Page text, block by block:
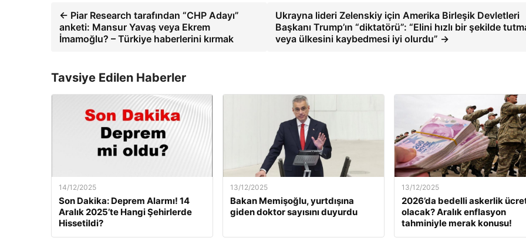
← Piar Research tarafından “CHP Adayı”
anketi: Mansur Yavaş veya Ekrem
İmamoğlu? – Türkiye haberlerini kırmak
Ukrayna lideri Zelenskiy için Amerika Birleşik Devletleri
Başkanı Trump’ın “diktatörü”: “Elini hızlı bir şekilde
veya ülkesini kaybedmesi iyi olurdu” →
Tavsiye Edilen Haberler
14/12/2025
Son Dakika: Deprem Alarmı! 14
Aralık 2025’te Hangi Şehirlerde
Hissetildi?
13/12/2025
Bakan Memişoğlu, yurtdışına
giden doktor sayısını duyurdu
13/12/2025
2026’da bedelli askerlik
olacak? Aralık enflasyon
tahminiyle merak konusu!